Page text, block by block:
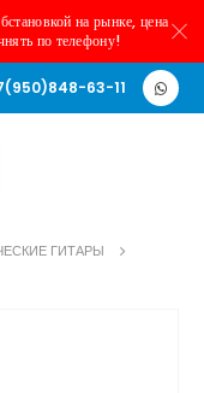
на рынке, цена
по телефону!
63-11
ГИТАРЫ